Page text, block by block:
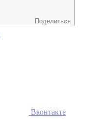
Поделиться
Вконтакте